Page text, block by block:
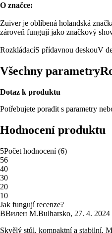
O značce:
Zuiver je oblíbená holandská
zároveň fungují jako značkový
RozkládacíS přídavnou deskouV
Všechny parametry
Dotaz k produktu
Potřebujete poradit s parametry
Hodnocení produktu
5Počet hodnocení(6)
56
40
30
20
10
Jak fungují recenze?
ВВилен М.Bulharsko, 27. 4. 2024
Skvělý stůl, kompaktní a stabilní.